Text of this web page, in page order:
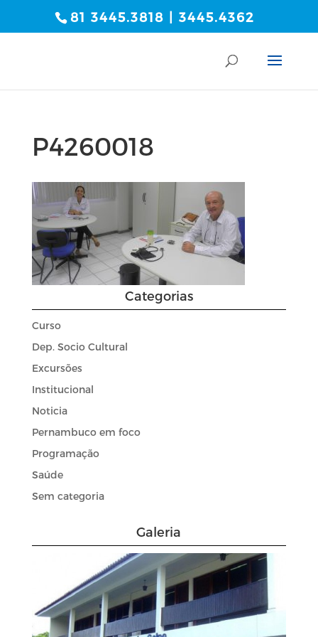
81 3445.3818 | 3445.4362
P4260018
Categorias
Curso
Dep. Socio Cultural
Excursões
Institucional
Noticia
Pernambuco em foco
Programação
Saúde
Sem categoria
Galeria